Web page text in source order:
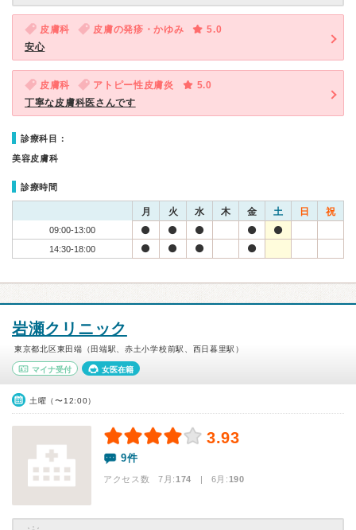
皮膚科 皮膚の発疹・かゆみ
5.0
安心
皮膚科 アトピー性皮膚炎
5.0
丁寧な皮膚科医さんです
診療科目：
美容皮膚科
診療時間
月 火 水 木 金 土 日 祝
09:00-13:00
14:30-18:00
岩瀬クリニック
東京都北区東田端（田端駅、赤土小学校前駅、西日暮里駅）
マイナ受付 女医在籍
土曜（〜12:00）
3.93
9件
アクセス数 7月:174 | 6月:190